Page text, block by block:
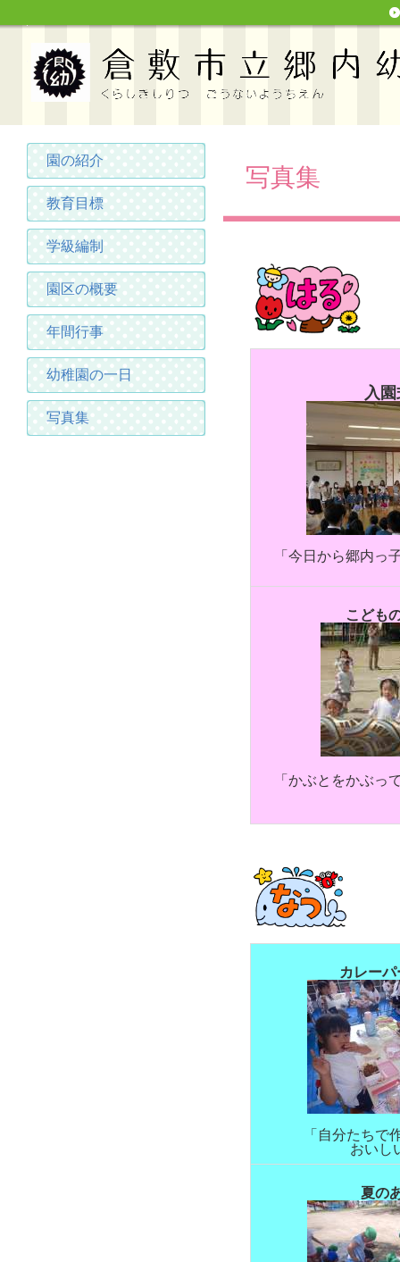
園の紹介
教育目標
学級編制
園区の概要
年間行事
幼稚園の一日
写真集
写真集
入
「今日から郷内っ
こども
「かぶとをかぶっ
カレー
「自分たちで
おいし
夏の